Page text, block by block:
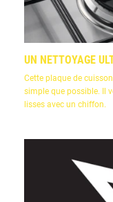
UN NETTOYAGE
Cette plaque de
simple que possible. Il
lisses avec un chiffon.